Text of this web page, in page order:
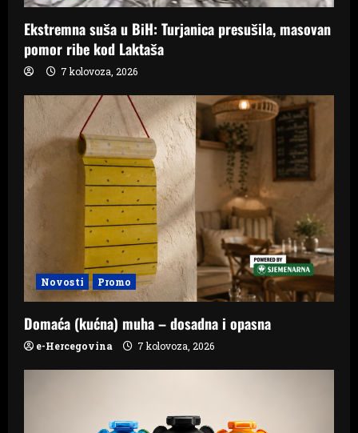
Ekstremna suša u BiH: Turjanica presušila, masovan
pomor ribe kod Laktaša
7 kolovoza, 2026
Novosti Promo
Domaća (kućna) muha – dosadna i opasna
e-Hercegovina 7 kolovoza, 2026